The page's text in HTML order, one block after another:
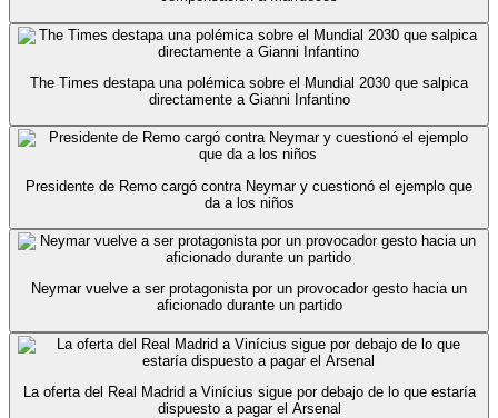
The Times destapa una polémica sobre el Mundial 2030 que salpica
directamente a Gianni Infantino
Presidente de Remo cargó contra Neymar y cuestionó el ejemplo que
da a los niños
Neymar vuelve a ser protagonista por un provocador gesto hacia un
aficionado durante un partido
La oferta del Real Madrid a Vinícius sigue por debajo de lo que estaría
dispuesto a pagar el Arsenal